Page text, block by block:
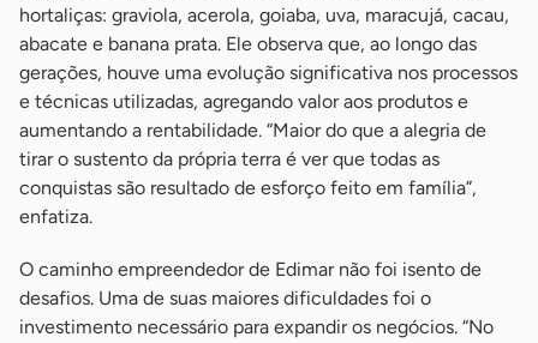
hortaliças: graviola, acerola, goiaba, uva, maracujá, cacau,
abacate e banana prata. Ele observa que, ao longo das
gerações, houve uma evolução significativa nos processos
e técnicas utilizadas, agregando valor aos produtos e
aumentando a rentabilidade. “Maior do que a alegria de
tirar o sustento da própria terra é ver que todas as
conquistas são resultado de esforço feito em família”,
enfatiza.
O caminho empreendedor de Edimar não foi isento de
desafios. Uma de suas maiores dificuldades foi o
investimento necessário para expandir os negócios. “No